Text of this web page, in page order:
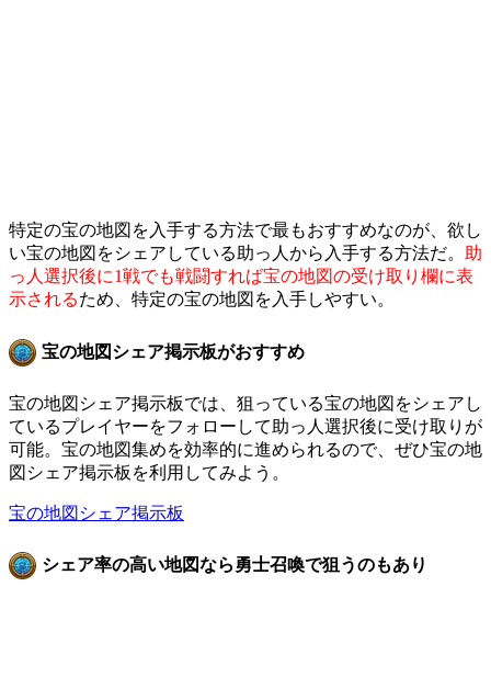
特定の宝の地図を入手する方法で最もおすすめなのが、欲し
い宝の地図をシェアしている助っ人から入手する方法だ。
助
っ人選択後に1戦でも戦闘すれば宝の地図の受け取り欄に表
示されるため、特定の宝の地図を入手しやすい。
宝の地図シェア掲示板がおすすめ
宝の地図シェア掲示板では、狙っている宝の地図をシェアし
ているプレイヤーをフォローして助っ人選択後に受け取りが
可能。宝の地図集めを効率的に進められるので、ぜひ宝の地
図シェア掲示板を利用してみよう。
宝の地図シェア掲示板
シェア率の高い地図なら勇士召喚で狙うのもあり